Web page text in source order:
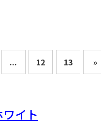
... 12 13 »
イト